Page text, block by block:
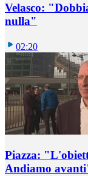
Velasco:
nulla"
02:20
Piazza:
Andiamo